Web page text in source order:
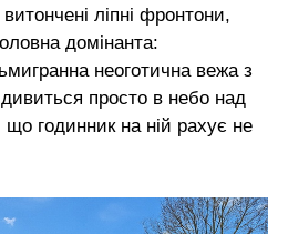
ліпні фронтони,
домінанта:
неоготична вежа з
просто в небо над
годинник на ній рахує не